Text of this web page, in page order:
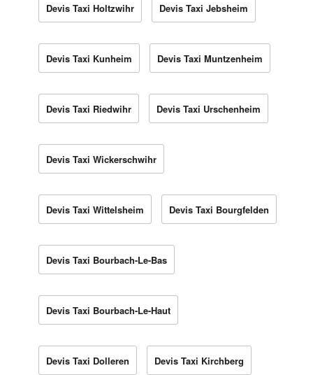
Devis Taxi Holtzwihr Devis Taxi Jebsheim
Devis Taxi Kunheim Devis Taxi Muntzenheim
Devis Taxi Riedwihr Devis Taxi Urschenheim
Devis Taxi Wickerschwihr
Devis Taxi Wittelsheim Devis Taxi Bourgfelden
Devis Taxi Bourbach-Le-Bas
Devis Taxi Bourbach-Le-Haut
Devis Taxi Dolleren Devis Taxi Kirchberg